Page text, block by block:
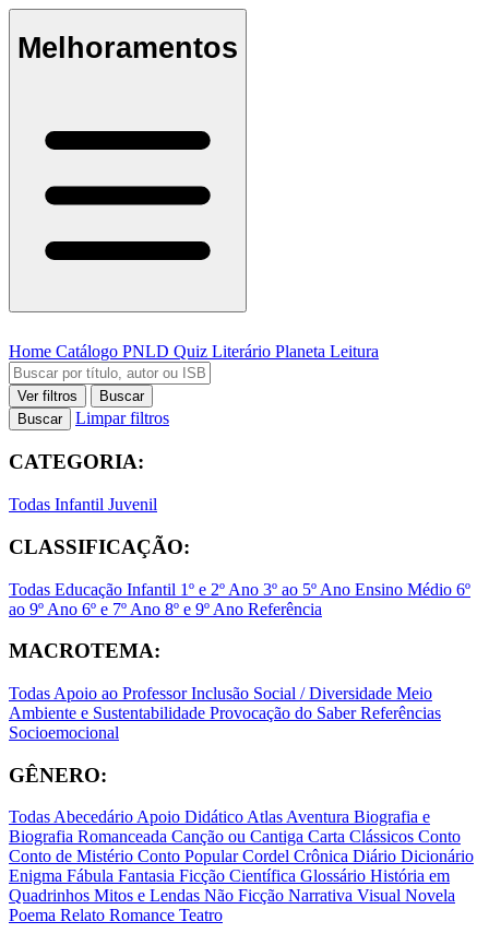
Melhoramentos
Home Catálogo PNLD Quiz Literário Planeta Leitura
Ver filtros
Buscar
Buscar
Limpar filtros
CATEGORIA:
Todas Infantil Juvenil
CLASSIFICAÇÃO:
Todas Educação Infantil 1º e 2º Ano 3º ao 5º Ano Ensino Médio 6º
ao 9º Ano 6º e 7º Ano 8º e 9º Ano Referência
MACROTEMA:
Todas Apoio ao ProfessorInclusão Social / Diversidade Meio
Ambiente e Sustentabilidade Provocação do SaberReferências
Socioemocional
GÊNERO:
TodasAbecedárioApoio DidáticoAtlasAventura Biografia e
Biografia Romanceada Canção ou Cantiga Carta Clássicos Conto
Conto de Mistério Conto PopularCordel Crônica Diário Dicionário
Enigma Fábula Fantasia Ficção Científica Glossário História em
Quadrinhos Mitos e Lendas Não Ficção Narrativa Visual Novela
Poema Relato Romance Teatro